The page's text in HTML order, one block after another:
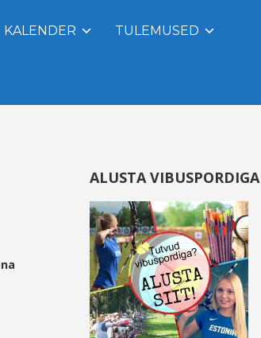
KALENDER TULEMUSED
ALUSTA VIBUSPORDIGA